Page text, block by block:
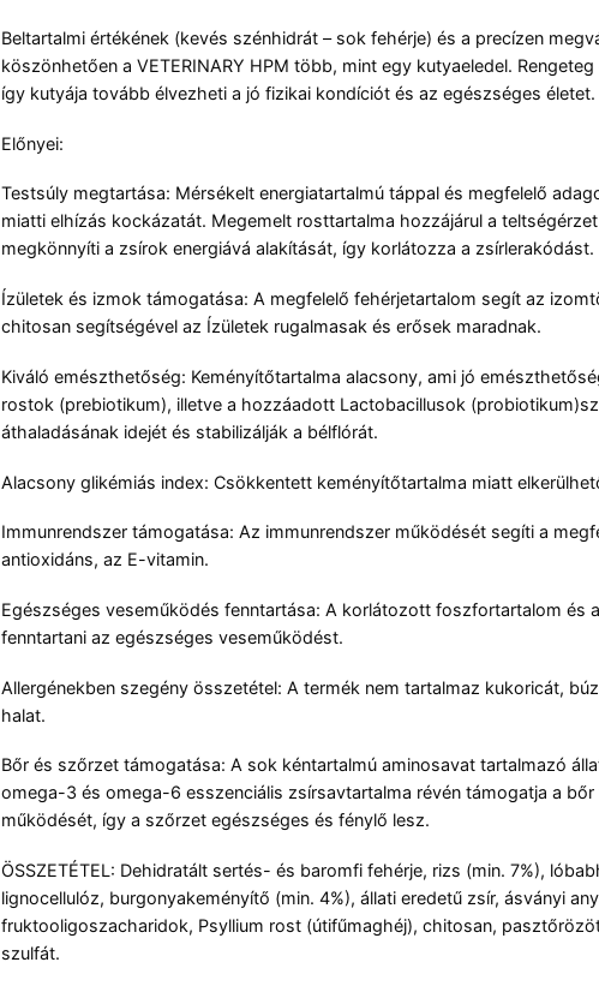
Beltartalmi értékének (kevés szénhidrát – sok fehérje) és a precízen
köszönhetően a VETERINARY HPM több, mint egy kutyaeledel.
így kutyája tovább élvezheti a jó fizikai kondíciót és az egészséges életet.
Előnyei:
Testsúly megtartása: Mérsékelt energiatartalmú táppal és megfelelő
miatti elhízás kockázatát. Megemelt rosttartalma hozzájárul a
megkönnyíti a zsírok energiává alakítását, így korlátozza a zsírlerakódást.
Ízületek és izmok támogatása: A megfelelő fehérjetartalom segít az
chitosan segítségével az Ízületek rugalmasak és erősek maradnak.
Kiváló emészthetőség: Keményítőtartalma alacsony, ami jó
rostok (prebiotikum), illetve a hozzáadott Lactobacillusok
áthaladásának idejét és stabilizálják a bélflórát.
Alacsony glikémiás index: Csökkentett keményítőtartalma miatt
Immunrendszer támogatása: Az immunrendszer működését segíti a
antioxidáns, az E-vitamin.
Egészséges veseműködés fenntartása: A korlátozott foszfortartalom és
fenntartani az egészséges veseműködést.
Allergénekben szegény összetétel: A termék nem tartalmaz kukoricát,
halat.
Bőr és szőrzet támogatása: A sok kéntartalmú aminosavat tartalmazó
omega-3 és omega-6 esszenciális zsírsavtartalma révén támogatja a
működését, így a szőrzet egészséges és fénylő lesz.
ÖSSZETÉTEL: Dehidratált sertés- és baromfi fehérje, rizs (min. 7%),
lignocellulóz, burgonyakeményítő (min. 4%), állati eredetű zsír, ásványi
fruktooligoszacharidok, Psyllium rost (útifűmaghéj), chitosan,
szulfát.